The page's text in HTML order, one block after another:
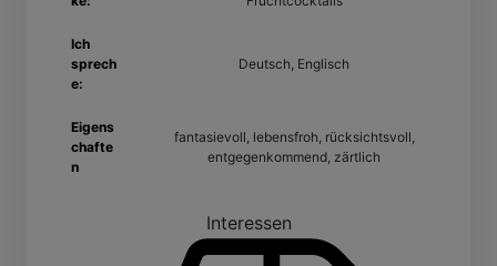
Ich
sprech
e:
Deutsch, Englisch
Eigens
chafte
n
fantasievoll, lebensfroh, rücksichtsvoll,
entgegenkommend, zärtlich
Interessen